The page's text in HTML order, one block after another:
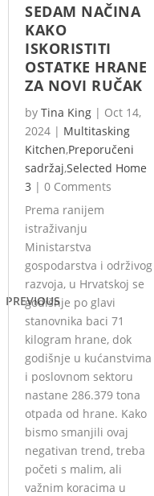
PREVIOUS
SEDAM NAČINA
KAKO
ISKORISTITI
OSTATKE HRANE
ZA NOVI RUČAK
by Tina King | Oct 14,
2024 | Multitasking
Kitchen,Preporučeni
sadržaj,Selected Home
3 | 0 Comments
Prema ranijem
istraživanju
Ministarstva
gospodarstva i održivog
razvoja, u Hrvatskoj se
godišnje po glavi
stanovnika baci 71
kilogram hrane, dok
godišnje u kućanstvima
i poslovnom sektoru
nastane 286.379 tona
otpada od hrane. Kako
bismo smanjili ovaj
negativan trend, treba
početi s malim, ali
važnim koracima u